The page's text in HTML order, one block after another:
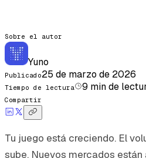
Sobre el autor
Yuno
Publicado25 de marzo de 2026
Tiempo de lectura 9 min de
Compartir
Tu juego está creciendo. El
sube. Nuevos mercados están